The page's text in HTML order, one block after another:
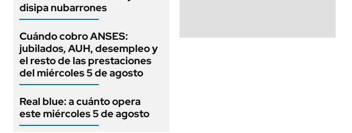
disipa nubarrones
Cuándo cobro ANSES:
jubilados, AUH, desempleo y
el resto de las prestaciones
del miércoles 5 de agosto
Real blue: a cuánto opera
este miércoles 5 de agosto